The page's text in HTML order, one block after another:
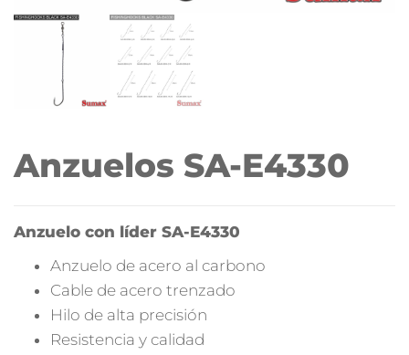
Anzuelos SA-E4330
Anzuelo con líder SA-E4330
Anzuelo de acero al carbono
Cable de acero trenzado
Hilo de alta precisión
Resistencia y calidad